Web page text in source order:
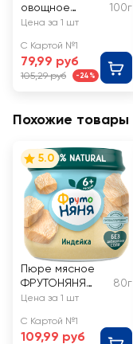
овощное
ФРУТОНЯНЯ
овощами, с 8
месяцев
100г
Цена за 1 шт
С Картой №1
79,99 руб
105,29 руб -24%
Похожие товары
5.0
Пюре мясное
ФРУТОНЯНЯ
Индейка, с 6
80г
Цена за 1 шт
С Картой №1
109,99 руб